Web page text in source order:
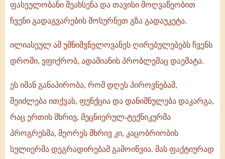
ფასეულობანი შეახსენა და თავისი მოღვაწეობით
ჩვენი გადაგვარების მოსურნეთ გზა გადაუკეტა.
ილიასეულ ამ უმნიშვნელოვანეს ღირებულებებს ჩვენს
დროში, ვფიქრობ, ადამიანის პრობლემაც დაემატა.
ეს იმან განაპირობა, რომ დღეს პიროვნებამ,
შეიძლება ითქვას, ფუნქცია და დანიშნულება დაკარგა,
რაც ერთის მხრივ, მეცნიერულ-ტექნიკურმა
პროგრესმა, მეორეს მხრივ კი, კაცობრიობის
სულიერმა დეგრადირებამ გამოიწვია. მას ფაქტიურად